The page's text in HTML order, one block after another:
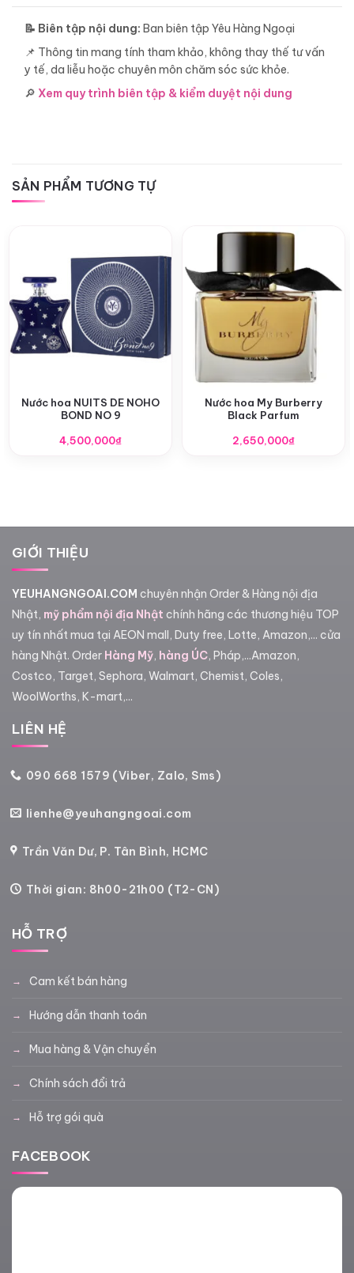
📝 Biên tập nội dung: Ban biên tập Yêu Hàng Ngoại
📌 Thông tin mang tính tham khảo, không thay thế tư vấn
y tế, da liễu hoặc chuyên môn chăm sóc sức khỏe.
🔎 Xem quy trình biên tập & kiểm duyệt nội dung
SẢN PHẨM TƯƠNG TỰ
Nước hoa NUITS DE NOHO
BOND NO 9
4,500,000₫
Nước hoa My Burberry
Black Parfum
2,650,000₫
GIỚI THIỆU
YEUHANGNGOAI.COM chuyên nhận Order & Hàng nội địa
Nhật, mỹ phẩm nội địa Nhật chính hãng các thương hiệu TOP
uy tín nhất mua tại AEON mall, Duty free, Lotte, Amazon,... cửa
hàng Nhật. Order Hàng Mỹ, hàng ÚC, Pháp,...Amazon,
Costco, Target, Sephora, Walmart, Chemist, Coles,
WoolWorths, K-mart,...
LIÊN HỆ
090 668 1579 (Viber, Zalo, Sms)
lienhe@yeuhangngoai.com
Trần Văn Dư, P. Tân Bình, HCMC
Thời gian: 8h00-21h00 (T2-CN)
HỖ TRỢ
Cam kết bán hàng
Hướng dẫn thanh toán
Mua hàng & Vận chuyển
Chính sách đổi trả
Hỗ trợ gói quà
FACEBOOK